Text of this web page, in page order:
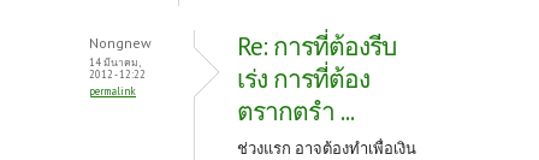
Nongnew
14 มีนาคม,
2012 - 12:22
permalink
Re: การที่ต้องรีบ
เร่ง การที่ต้อง
ตรากตรำ ...
ช่วงแรก อาจต้องทำเพื่อเงิน